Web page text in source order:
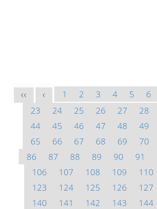
<< < 1 2 3 4 5 6
23
24 25 26 27 28
44
45 46 47 48 49
65
66 67 68 69 70
86
87 88 89 90 91
106
107 108 109 110
123
124 125 126 127
140
141 142 143 144